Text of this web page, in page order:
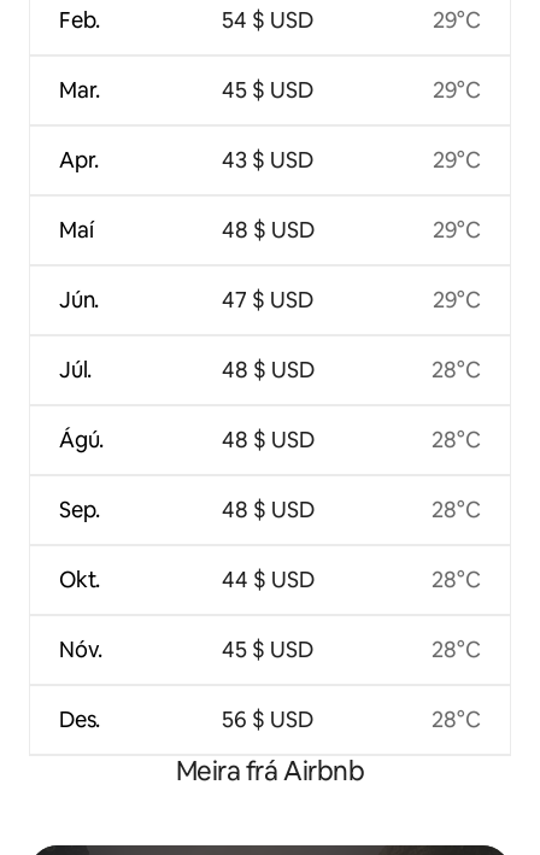
Feb.
Mar.
Apr.
Maí
Jún.
Júl.
Ágú.
Sep.
Okt.
Nóv.
Des.
54 $ USD
45 $ USD
43 $ USD
48 $ USD
47 $ USD
48 $ USD
48 $ USD
48 $ USD
44 $ USD
45 $ USD
56 $ USD
29°C
29°C
29°C
29°C
29°C
28°C
28°C
28°C
28°C
28°C
28°C
Meira frá Airbnb